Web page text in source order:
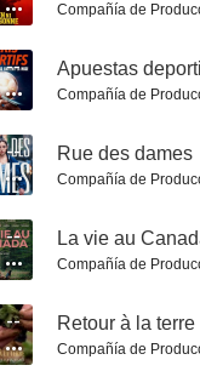
8.0
Asesinato en el Canal de Midi
Compañía de
-- Apuestas
Compañía de
-- Rue des dames
Compañía de
-- La vie au
Compañía de
-- Retour à la terre
Compañía de